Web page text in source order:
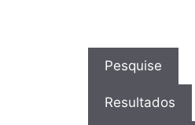
Pesquise
Resultados